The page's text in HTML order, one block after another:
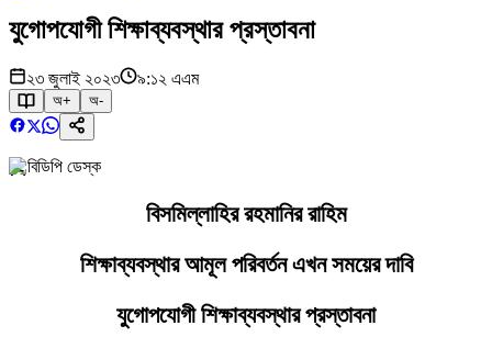
যুগোপযোগী শিক্ষাব্যবস্থার প্রস্তাবনা
২৩ জুলাই ২০২৩ ৯:১২ এএম
অ+ অ-
বিডিপি ডেস্ক
বিসমিল্লাহির রহমানির রাহিম
শিক্ষাব্যবস্থার আমূল পরিবর্তন এখন সময়ের দাবি
যুগোপযোগী শিক্ষাব্যবস্থার প্রস্তাবনা